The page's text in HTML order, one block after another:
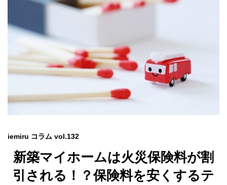
iemiru コラム vol.132
新築マイホームは火災保険料が割
引される！？保険料を安くするテ